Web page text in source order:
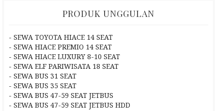
PRODUK UNGGULAN
- SEWA TOYOTA HIACE 14 SEAT
- SEWA HIACE PREMIO 14 SEAT
- SEWA HIACE LUXURY 8-10 SEAT
- SEWA ELF PARIWISATA 18 SEAT
- SEWA BUS 31 SEAT
- SEWA BUS 35 SEAT
- SEWA BUS 47-59 SEAT JETBUS
- SEWA BUS 47-59 SEAT JETBUS HDD